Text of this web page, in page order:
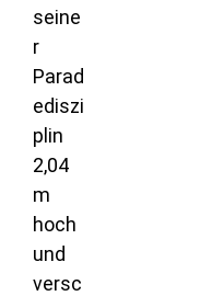
seine
r
Parad
ediszi
plin
2,04
m
hoch
und
versc